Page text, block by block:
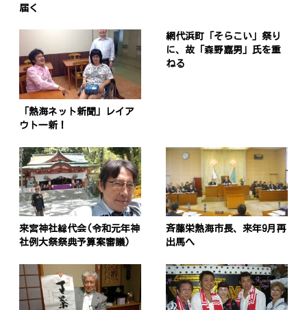
届く
「熱海ネット新聞」レイア
ウト一新！
網代浜町「そらこい」祭り
に、故「森野嘉男」氏を重
ねる
来宮神社総代会(令和元年神
社例大祭祭典予算案審議)
斉藤栄熱海市長、来年9月再
出馬へ